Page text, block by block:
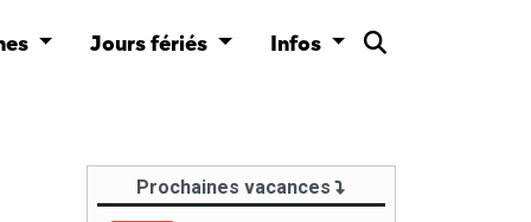
Jours fériés Infos
Prochaines vacances